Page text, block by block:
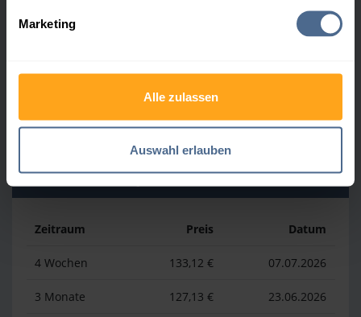
Marketing
Alle zulassen
Auswahl erlauben
30.07.2026
3 Monate 169,23 € 30.07.2026
Heizölpreis-Tiefstwerte
Zeitraum Preis Datum
4 Wochen 133,12 € 07.07.2026
3 Monate 127,13 € 23.06.2026